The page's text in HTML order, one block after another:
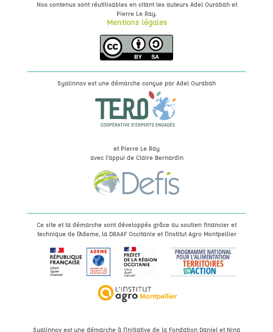
Nos contenus sont réutilisables en citant les auteurs Adel Ourabah et
Pierre Le Ray.
Mentions légales
Syalinnov est une démarche conçue par Adel Ourabah
et Pierre Le Ray
avec l’appui de Claire Bernardin
Ce site et la démarche sont développés grâce au soutien financier et
technique de l'Ademe, la DRAAF Occitanie et l'Institut Agro Montpellier
Syalinnov est une démarche à l'initiative de la Fondation Daniel et Nina